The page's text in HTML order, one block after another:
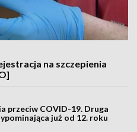
na szczepienia
przeciw COVID-19. Druga
już od 12. roku